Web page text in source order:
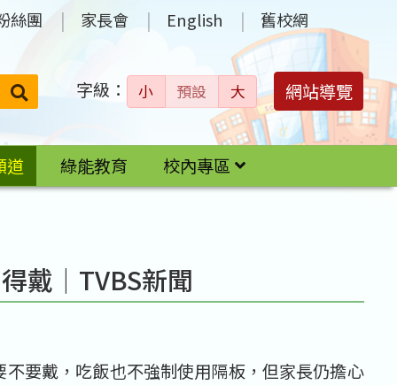
絲團 家長會 English 舊校網
搜
字級： 小 預設 大 網站導覽
道 綠能教育 校內專區
戴｜TVBS新聞
要戴，吃飯也不強制使用隔板，但家長仍擔心